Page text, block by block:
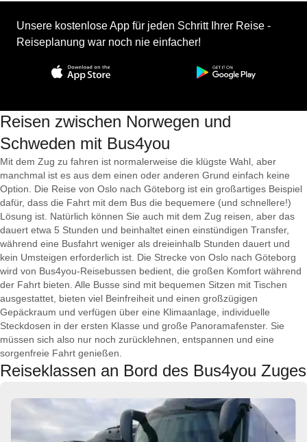
Unsere kostenlose App für jeden Schritt Ihrer Reise -
Reiseplanung war noch nie einfacher!
Reisen zwischen Norwegen und
Schweden mit Bus4you
Mit dem Zug zu fahren ist normalerweise die klügste Wahl, aber
manchmal ist es aus dem einen oder anderen Grund einfach keine
Option. Die Reise von Oslo nach Göteborg ist ein großartiges Beispiel
dafür, dass die Fahrt mit dem Bus die bequemere (und schnellere!)
Lösung ist. Natürlich können Sie auch mit dem Zug reisen, aber das
dauert etwa 5 Stunden und beinhaltet einen einstündigen Transfer,
während eine Busfahrt weniger als dreieinhalb Stunden dauert und
kein Umsteigen erforderlich ist. Die Strecke von Oslo nach Göteborg
wird von Bus4you-Reisebussen bedient, die großen Komfort während
der Fahrt bieten. Alle Busse sind mit bequemen Sitzen mit Tischen
ausgestattet, bieten viel Beinfreiheit und einen großzügigen
Gepäckraum und verfügen über eine Klimaanlage, individuelle
Steckdosen in der ersten Klasse und große Panoramafenster. Sie
müssen sich also nur noch zurücklehnen, entspannen und eine
sorgenfreie Fahrt genießen.
Reiseklassen an Bord des Bus4you Zuges